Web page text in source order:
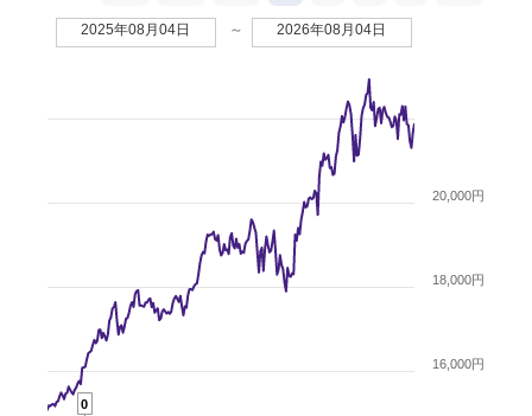
0
16,000円
18,000円
20,000円
2025年08月04日 ～ 2026年08月04日